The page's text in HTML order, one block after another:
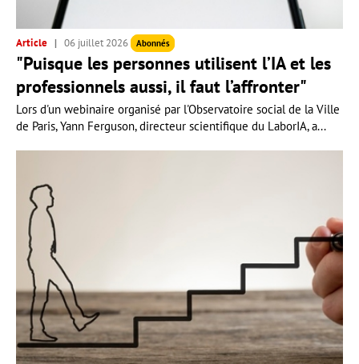
Article 06 juillet 2026 Abonnés
"Puisque les personnes utilisent l’IA et les
professionnels aussi, il faut l’affronter"
Lors d'un webinaire organisé par l'Observatoire social de la Ville
de Paris, Yann Ferguson, directeur scientifique du LaborIA, a...